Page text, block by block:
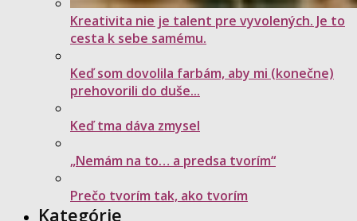
Kreativita nie je talent pre vyvolených. Je to
cesta k sebe samému.
Keď som dovolila farbám, aby mi (konečne)
prehovorili do duše...
Keď tma dáva zmysel
„Nemám na to… a predsa tvorím“
Prečo tvorím tak, ako tvorím
Kategórie